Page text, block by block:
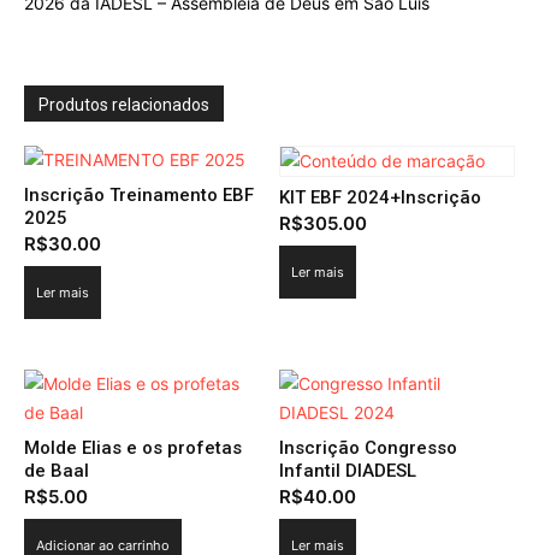
Produtos relacionados
Inscrição Treinamento EBF
2025
R$30.00
Ler mais
KIT EBF 2024+Inscrição
R$305.00
Ler mais
Molde Elias e os profetas
de Baal
R$5.00
Adicionar ao carrinho
Inscrição Congresso
Infantil DIADESL
R$40.00
Ler mais